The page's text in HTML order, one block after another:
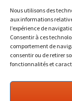
Nous utilisons des
aux informations
l’expérience de
Consentir à ces
comportement de
consentir ou de retirer
fonctionnalités et
nombreuses
internet à partir de
succès. Fin 2013, je
avec mon propre
Me contacter :